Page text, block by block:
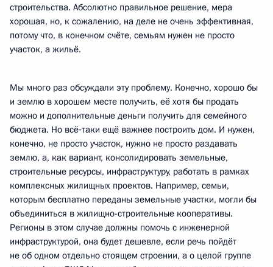
строительства. Абсолютно правильное решение, мера
хорошая, но, к сожалению, на деле не очень эффективная,
потому что, в конечном счёте, семьям нужен не просто
участок, а жильё.
Мы много раз обсуждали эту проблему. Конечно, хорошо бы
и землю в хорошем месте получить, её хотя бы продать
можно и дополнительные деньги получить для семейного
бюджета. Но всё‑таки ещё важнее построить дом. И нужен,
конечно, не просто участок, нужно не просто раздавать
землю, а, как вариант, консолидировать земельные,
строительные ресурсы, инфраструктуру, работать в рамках
комплексных жилищных проектов. Например, семьи,
которым бесплатно переданы земельные участки, могли бы
объединиться в жилищно-строительные кооперативы.
Регионы в этом случае должны помочь с инженерной
инфраструктурой, она будет дешевле, если речь пойдёт
не об одном отдельно стоящем строении, а о целой группе